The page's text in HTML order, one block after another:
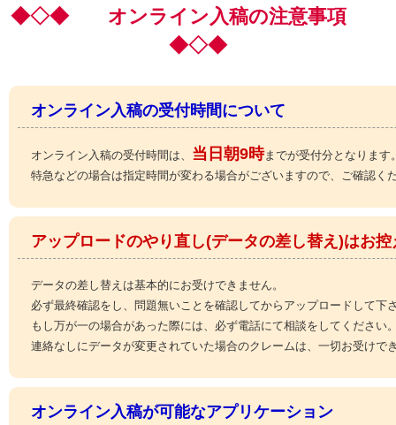
◆◇◆ オンライン入稿の注意事項
◆◇◆
オンライン入稿の受付時間について
オンライン入稿の受付時間は、 当日朝9時までが受付分となります
特急などの場合は指定時間が変わる場合がございますので、ご確認く
アップロードのやり直し(データの差し替え)はお
データの差し替えは基本的にお受けできません。
必ず最終確認をし、問題無いことを確認してからアップロードして下
もし万が一の場合があった際には、必ず電話にて相談をしてください
連絡なしにデータが変更されていた場合のクレームは、一切お受けで
オンライン入稿が可能なアプリケーション